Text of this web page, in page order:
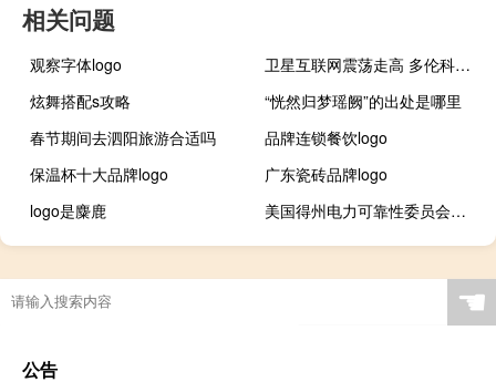
相关问题
观察字体logo
卫星互联网震荡走高 多伦科技涨停
炫舞搭配s攻略
“恍然归梦瑶阙”的出处是哪里
春节期间去泗阳旅游合适吗
品牌连锁餐饮logo
保温杯十大品牌logo
广东瓷砖品牌logo
logo是麋鹿
美国得州电力可靠性委员会（ERCOT）：预计8月23日至27日中北部和中南部地区气温将超过103华氏度（约39.4摄氏度）
☚
公告